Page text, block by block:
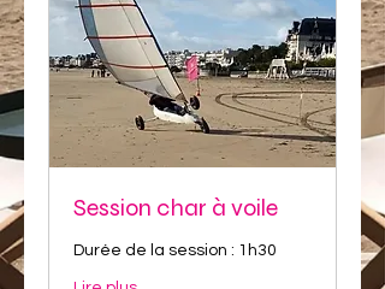
Session char à voile
Durée de la session : 1h30